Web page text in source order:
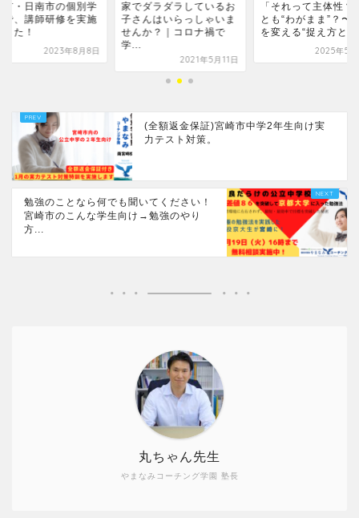
市・日南市の個別学
で、講師研修を実施
た！
2023年8月8日
家でダラダラしているお
子さんはいらっしゃいま
せんか？｜コロナ禍で
学...
2021年5月11日
「それって主体性？
とも“わがまま”？〜
を変える“捉え方と...
2025年5
(全額返金保証)宮崎市中学2年生向け実
力テスト対策。
勉強のことなら何でも聞いてください！
宮崎市のこんな学生向け→勉強のやり
方...
やまなみコーチング学園 塾長
丸ちゃん先生